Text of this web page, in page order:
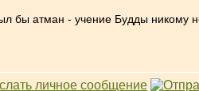
бы атман - учение Будды никому